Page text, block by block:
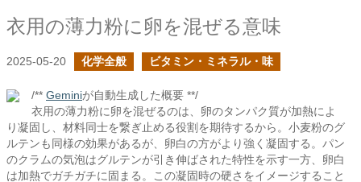
衣用の薄力粉に卵を混ぜる意味
2025-05-20 化学全般 ビタミン・ミネラル・味
/** Geminiが自動生成した概要 **/
衣用の薄力粉に卵を混ぜるのは、卵のタンパク質が加熱によ
り凝固し、材料同士を繋ぎ止める役割を期待するから。小麦粉のグ
ルテンも同様の効果があるが、卵白の方がより強く凝固する。パン
のクラムの気泡はグルテンが引き伸ばされた特性を示す一方、卵白
は加熱でガチガチに固まる。この凝固時の硬さをイメージすること